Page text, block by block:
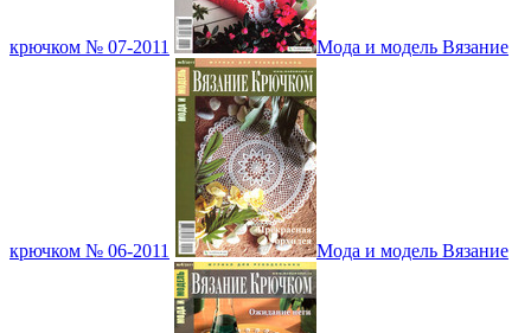
крючком № 07-2011 Мода и модель Вязание
крючком № 06-2011 Мода и модель Вязание